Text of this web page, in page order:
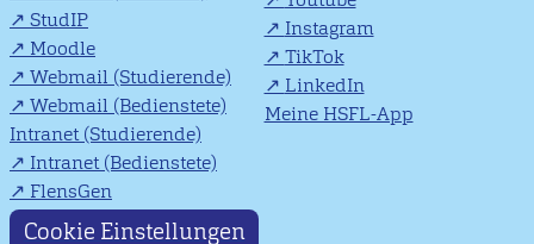
StudIP
Moodle
Webmail (Studierende)
Webmail (Bedienstete)
Intranet (Studierende)
Intranet (Bedienstete)
FlensGen
Instagram
TikTok
LinkedIn
Meine HSFL-App
Cookie Einstellungen